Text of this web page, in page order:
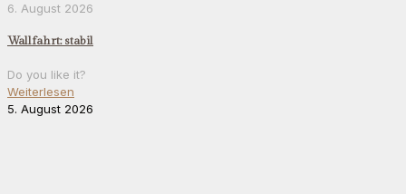
6. August 2026
Wallfahrt: stabil
Do you like it?
Weiterlesen
5. August 2026